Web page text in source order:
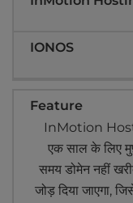
InMotion
एक साल के लिए
समय डोमेन नहीं
जोड़ दिया जाएगा,